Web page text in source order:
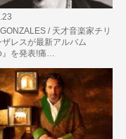
/ 天才音楽家チリ
ザレスが最新アルバム
』を発表!痛…